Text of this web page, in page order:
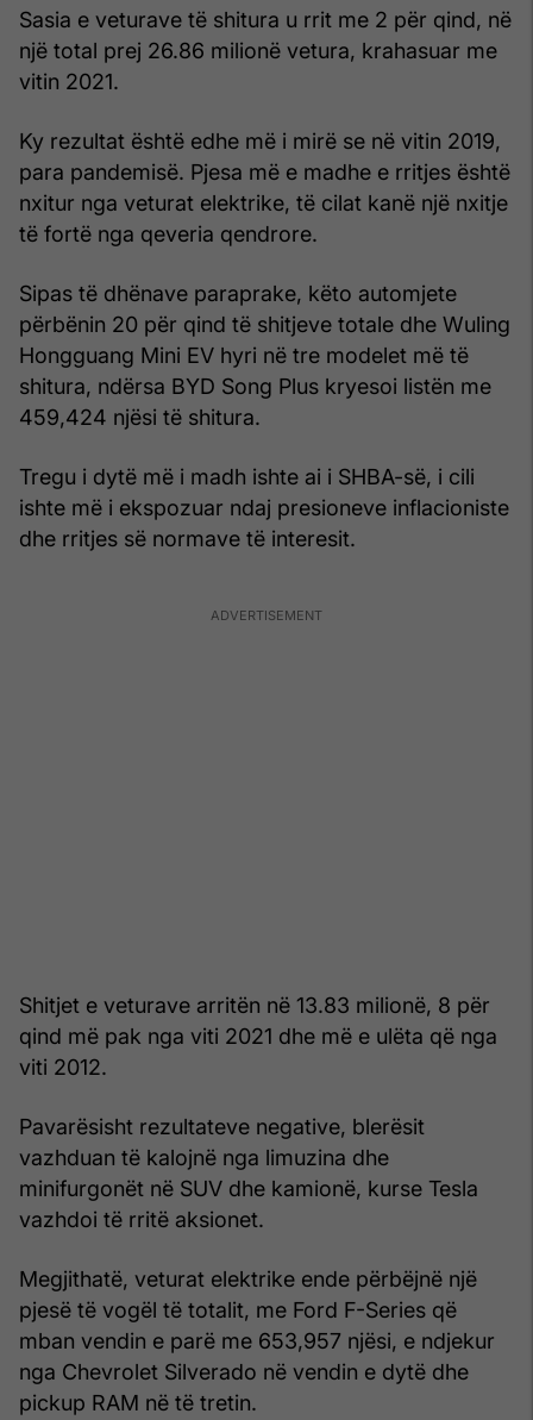
Sasia e veturave të shitura u rrit me 2 për qind, në
një total prej 26.86 milionë vetura, krahasuar me
vitin 2021.
Ky rezultat është edhe më i mirë se në vitin 2019,
para pandemisë. Pjesa më e madhe e rritjes është
nxitur nga veturat elektrike, të cilat kanë një nxitje
të fortë nga qeveria qendrore.
Sipas të dhënave paraprake, këto automjete
përbënin 20 për qind të shitjeve totale dhe Wuling
Hongguang Mini EV hyri në tre modelet më të
shitura, ndërsa BYD Song Plus kryesoi listën me
459,424 njësi të shitura.
Tregu i dytë më i madh ishte ai i SHBA-së, i cili
ishte më i ekspozuar ndaj presioneve inflacioniste
dhe rritjes së normave të interesit.
Shitjet e veturave arritën në 13.83 milionë, 8 për
qind më pak nga viti 2021 dhe më e ulëta që nga
viti 2012.
Pavarësisht rezultateve negative, blerësit
vazhduan të kalojnë nga limuzina dhe
minifurgonët në SUV dhe kamionë, kurse Tesla
vazhdoi të rritë aksionet.
Megjithatë, veturat elektrike ende përbëjnë një
pjesë të vogël të totalit, me Ford F-Series që
mban vendin e parë me 653,957 njësi, e ndjekur
nga Chevrolet Silverado në vendin e dytë dhe
pickup RAM në të tretin.